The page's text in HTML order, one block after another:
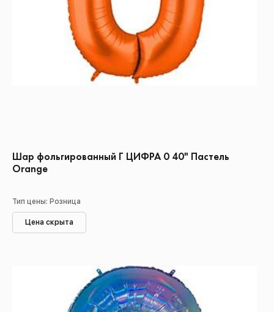
Шар фольгированный Г ЦИФРА 0 40" Пастель
Orange
Тип цены: Розница
Цена скрыта